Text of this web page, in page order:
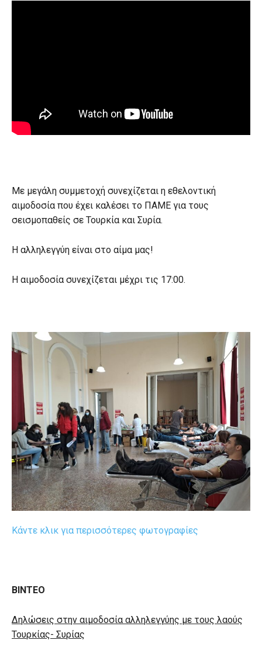
Με μεγάλη συμμετοχή συνεχίζεται η εθελοντική
αιμοδοσία που έχει καλέσει το ΠΑΜΕ για τους
σεισμοπαθείς σε Τουρκία και Συρία.
Η αλληλεγγύη είναι στο αίμα μας!
Η αιμοδοσία συνεχίζεται μέχρι τις 17:00.
Κάντε κλικ για περισσότερες φωτογραφίες
ΒΙΝΤΕΟ
Δηλώσεις στην αιμοδοσία αλληλεγγύης με τους λαούς
Τουρκίας- Συρίας